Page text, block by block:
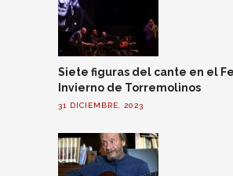
Siete figuras del cante en el
Invierno de Torremolinos
31 DICIEMBRE, 2023